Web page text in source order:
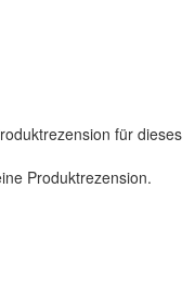
für dieses
Produktrezension.